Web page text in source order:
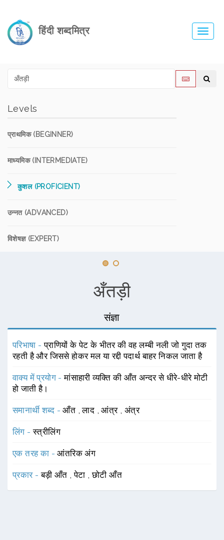
हिंदी शब्दमित्र
Levels
प्राथमिक (BEGINNER)
माध्यमिक (INTERMEDIATE)
कुशल (PROFICIENT)
उन्नत (ADVANCED)
विशेषज्ञ (EXPERT)
अँतड़ी
संज्ञा
परिभाषा -प्राणियों के पेट के भीतर की वह लम्बी नली जो गुदा तक
रहती है और जिससे होकर मल या रद्दी पदार्थ बाहर निकल जाता है
वाक्य में प्रयोग -मांसाहारी व्यक्ति की आँत अन्दर से धीरे-धीरे मोटी
हो जाती है।
समानार्थी शब्द -आँत ,लाद ,आंत्र , अंत्र
लिंग -स्त्रीलिंग
एक तरह का -आंतरिक अंग
प्रकार -बड़ी आँत ,पेटा ,छोटी आँत